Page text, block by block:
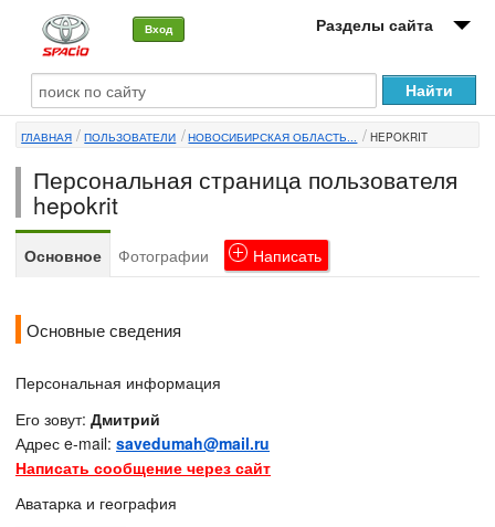
Вход Разделы сайта
О машине
Автоклуб
Форумы
Сервисы и услуги
ГЛАВНАЯ ПОЛЬЗОВАТЕЛИ НОВОСИБИРСКАЯ ОБЛАСТЬ... HEPOKRIT
Персональная страница пользователя
hepokrit
Основное Фотографии Написать
Основные сведения
Персональная информация
Его зовут: Дмитрий
Адрес e-mail: savedumah@mail.ru
Написать сообщение через сайт
Аватарка и география